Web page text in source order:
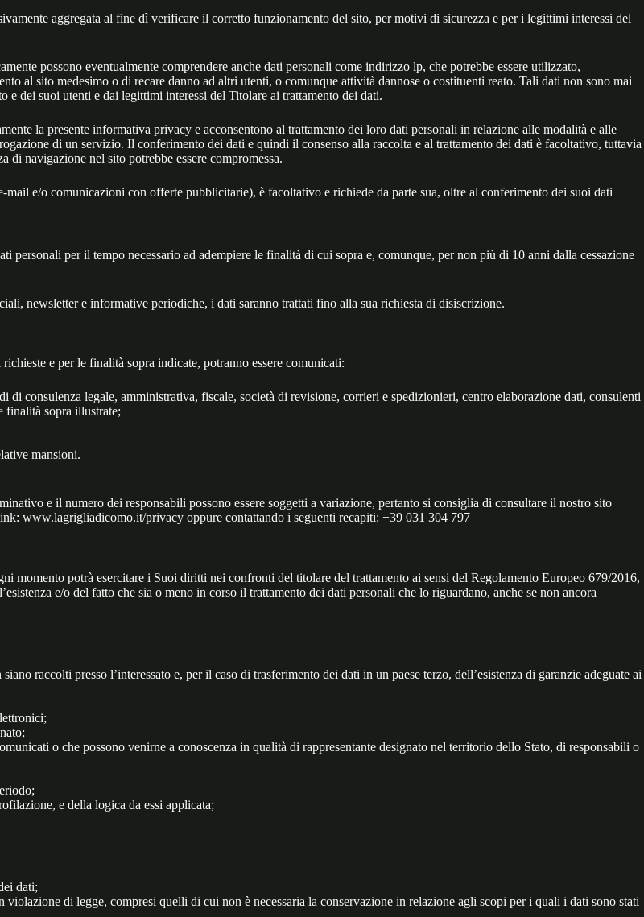
aggregata al fine dì verificare il corretto funzionamento del sito, per motivi di sicurezza e per i legittimi interessi del
possono eventualmente comprendere anche dati personali come indirizzo lp, che potrebbe essere utilizzato,
al sito medesimo o di recare danno ad altri utenti, o comunque attività dannose o costituenti reato. Tali dati non sono mai
dei suoi utenti e dai legittimi interessi del Titolare ai trattamento dei dati.
la presente informativa privacy e acconsentono al trattamento dei loro dati personali in relazione alle modalità e alle
di un servizio. Il conferimento dei dati e quindi il consenso alla raccolta e al trattamento dei dati è facoltativo, tuttavia
di navigazione nel sito potrebbe essere compromessa.
e/o comunicazioni con offerte pubblicitarie), è facoltativo e richiede da parte sua, oltre al conferimento dei suoi dati
per il tempo necessario ad adempiere le finalità di cui sopra e, comunque, per non più di 10 anni dalla cessazione
newsletter e informative periodiche, i dati saranno trattati fino alla sua richiesta di disiscrizione.
e per le finalità sopra indicate, potranno essere comunicati:
consulenza legale, amministrativa, fiscale, società di revisione, corrieri e spedizionieri, centro elaborazione dati, consulenti
finalità sopra illustrate;
mansioni.
e il numero dei responsabili possono essere soggetti a variazione, pertanto si consiglia di consultare il nostro sito
www.lagrigliadicomo.it/privacy oppure contattando i seguenti recapiti: +39 031 304 797
potrà esercitare i Suoi diritti nei confronti del titolare del trattamento ai sensi del Regolamento Europeo 679/2016,
e/o del fatto che sia o meno in corso il trattamento dei dati personali che lo riguardano, anche se non ancora
raccolti presso l’interessato e, per il caso di trasferimento dei dati in un paese terzo, dell’esistenza di garanzie adeguate ai
o che possono venirne a conoscenza in qualità di rappresentante designato nel territorio dello Stato, di responsabili o
e della logica da essi applicata;
dati;
di legge, compresi quelli di cui non è necessaria la conservazione in relazione agli scopi per i quali i dati sono stati